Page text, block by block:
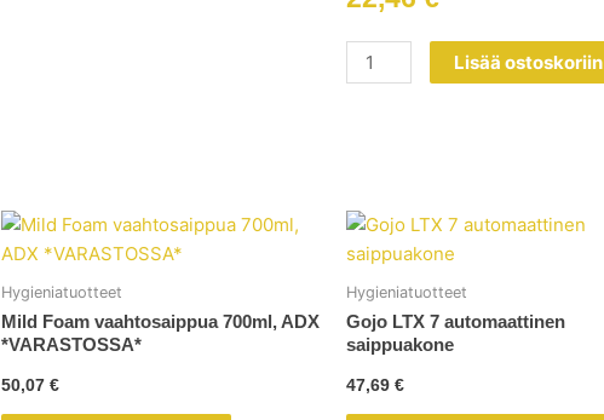
Preven
Paris
Lisää ostoskoriin
Hygieniatuotteet
Mild Foam vaahtosaippua 700ml, ADX
*VARASTOSSA*
50,07 €
Hygieniatuotteet
Gojo LTX 7 automaattinen
saippuakone
47,69 €